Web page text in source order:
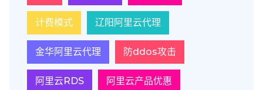
计费模式 辽阳阿里云代理
金华阿里云代理 防ddos攻击
阿里云RDS 阿里云产品优惠